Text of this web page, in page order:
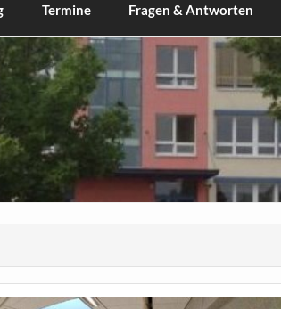
Termine Fragen & Antworten